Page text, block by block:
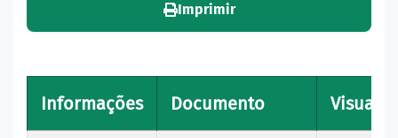
Imprimir
Informações Documento